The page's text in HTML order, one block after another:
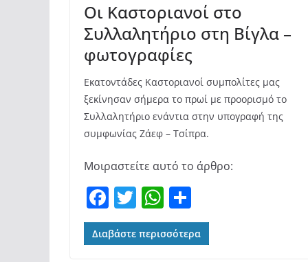
Οι Καστοριανοί στο
Συλλαλητήριο στη Βίγλα –
φωτογραφίες
Εκατοντάδες Καστοριανοί συμπολίτες μας
ξεκίνησαν σήμερα το πρωί με προορισμό το
Συλλαλητήριο ενάντια στην υπογραφή της
συμφωνίας Ζάεφ – Τσίπρα.
Μοιραστείτε αυτό το άρθρο:
F
a
c
T
w
itt
W
h
at
οι
ρ
Διαβάστε περισσότερα